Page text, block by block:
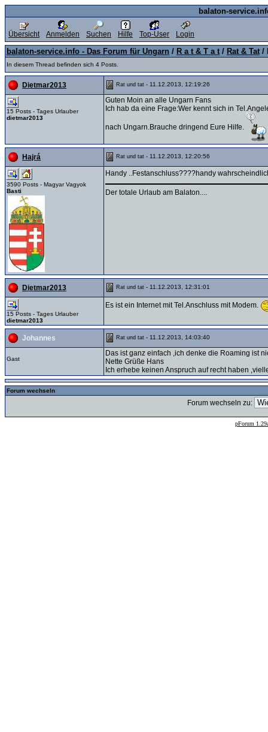
balaton-
Übersicht Anmelden Suchen Hilfe Top-User Login
balaton-service.info - Das Forum für Ungarn / R a t & T a t / Rat & Tat /
In diesem Thread befinden sich 4 Posts.
Dietmar2013 Rat und tat - 11.12.2013, 12:19:26
15 Posts - Tages Urlauber
dietmar2013
Guten Moin an alle Ungarn Fans
Ich hab da eine Frage:Wer kennt sich in
nach Ungarn.Brauche dringend Eure Hilfe.
Hajrá Rat und tat - 11.12.2013, 12:20:56
3590 Posts - Magyar Vagyok
Basti
Handy ..Festanschluss????handy
Der totale Urlaub am Balaton....
Dietmar2013 Rat und tat - 11.12.2013, 12:31:01
15 Posts - Tages Urlauber
dietmar2013
Es ist ein Internet mit Tel.Anschluss mit Modem.
Johannes Rat und tat - 11.12.2013, 14:03:40
Gast
Das ist ganz einfach ,ich denke die Roaming ist
Nette Grüße Hans
Ich erhebe keinen Anspruch auf recht haben
Forum wechseln
Forum wechseln zu:
pForum